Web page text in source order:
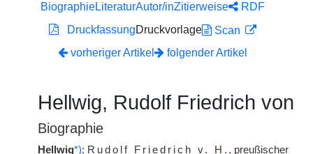
BiographieLiteraturAutor/inZitierweise
RDF
DruckfassungDruckvorlage
Scan
vorheriger Artikel
folgender Artikel
Hellwig, Rudolf Friedrich von
Biographie
Hellwig*): Rudolf Friedrich v. H. , preußischer